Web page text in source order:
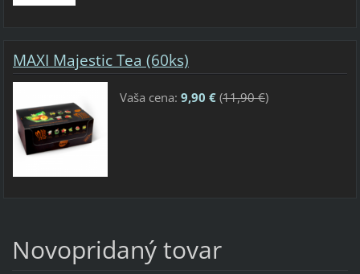
MAXI Majestic Tea (60ks)
Vaša cena: 9,90 €(11,90 €)
Novopridaný tovar